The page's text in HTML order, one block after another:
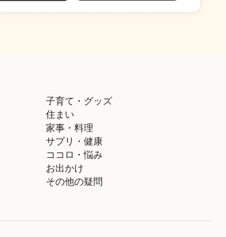
子育て・グッズ
住まい
家事・料理
サプリ・健康
ココロ・悩み
お出かけ
その他の疑問